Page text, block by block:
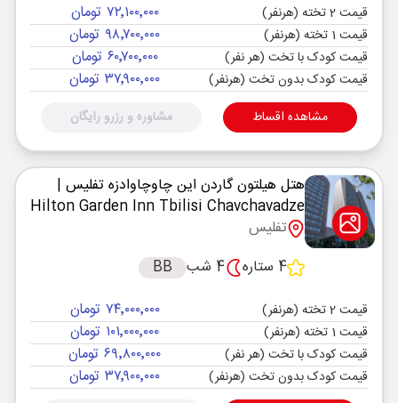
قیمت 2 تخته (هرنفر) ۷۲٬۱۰۰٬۰۰۰ تومان
قیمت 1 تخته (هرنفر) ۹۸٬۷۰۰٬۰۰۰ تومان
قیمت کودک با تخت (هر نفر) ۶۰٬۷۰۰٬۰۰۰ تومان
قیمت کودک بدون تخت (هرنفر) ۳۷٬۹۰۰٬۰۰۰ تومان
مشاهده اقساط مشاوره و رزرو رایگان
هتل هیلتون گاردن این چاوچاوادزه تفلیس |
Hilton Garden Inn Tbilisi Chavchavadze
تفلیس
4 ستاره
4 شب BB
قیمت 2 تخته (هرنفر) ۷۴٬۰۰۰٬۰۰۰ تومان
قیمت 1 تخته (هرنفر) ۱۰۱٬۰۰۰٬۰۰۰ تومان
قیمت کودک با تخت (هر نفر) ۶۹٬۸۰۰٬۰۰۰ تومان
قیمت کودک بدون تخت (هرنفر) ۳۷٬۹۰۰٬۰۰۰ تومان